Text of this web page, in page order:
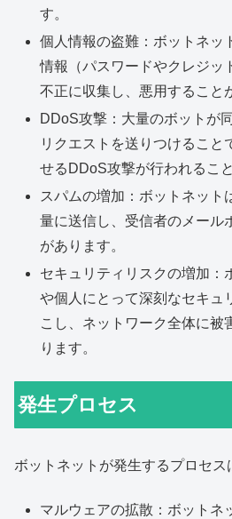
す。
個人情報の盗難：ボットネッ
情報（パスワードやクレジッ
不正に収集し、悪用すること
DDoS攻撃：大量のボットが
リクエストを送りつけること
せるDDoS攻撃が行われるこ
スパムの増加：ボットネット
量に送信し、受信者のメール
があります。
セキュリティリスクの増加：
や個人にとって深刻なセキュ
こし、ネットワーク全体に被
ります。
発生プロセス
ボットネットが発生するプロセス
マルウェアの拡散：ボットネ